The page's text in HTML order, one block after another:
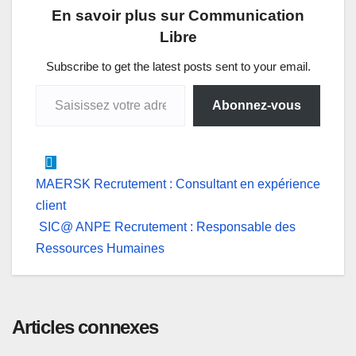
p
b
o
k
e
I
n
e
g
e
g
a
m
l
En savoir plus sur Communication
Libre
Subscribe to get the latest posts sent to your email.
Abonnez-vous
Navigation
de
l’article
MAERSK Recrutement : Consultant en expérience
client
SIC@ ANPE Recrutement : Responsable des
Ressources Humaines
Articles connexes